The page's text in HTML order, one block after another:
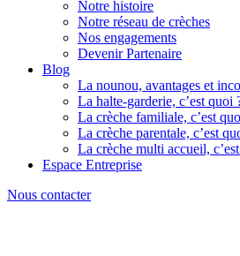
Notre histoire
Notre réseau de crèches
Nos engagements
Devenir Partenaire
Blog
La nounou, avantages et
La halte-garderie, c’est quoi
La crèche familiale, c’est
La crèche parentale, c’est
La crèche multi accueil,
Espace Entreprise
Nous contacter